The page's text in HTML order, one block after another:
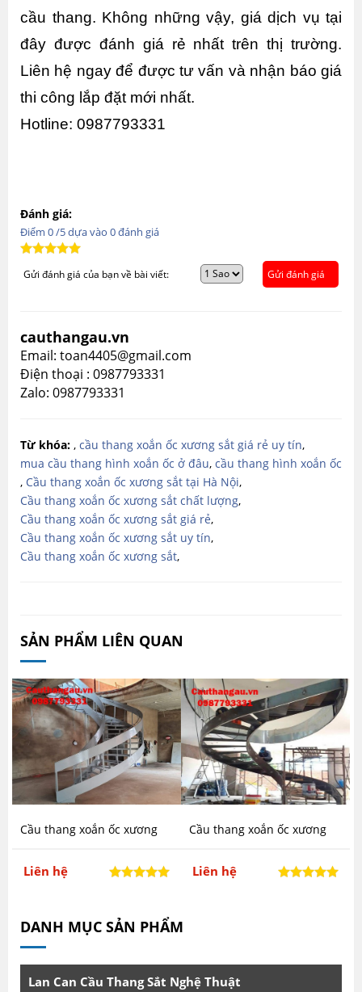
cầu thang. Không những vậy, giá dịch vụ tại
đây được đánh giá rẻ nhất trên thị trường.
Liên hệ ngay để được tư vấn và nhận báo giá
thi công lắp đặt mới nhất.
Hotline: 0987793331
Đánh giá:
Điểm 0/5 dựa vào 0đánh giá
Gửi đánh giá của bạn về bài viết: Gửi đánh giá
cauthangau.vn
Email: toan4405@gmail.com
Điện thoại : 0987793331
Zalo: 0987793331
Từ khóa: , cầu thang xoắn ốc xương sắt giá rẻ uy tín,
mua cầu thang hình xoắn ốc ở đâu, cầu thang hình xoắn ốc
, Cầu thang xoắn ốc xương sắt tại Hà Nội,
Cầu thang xoắn ốc xương sắt chất lượng,
Cầu thang xoắn ốc xương sắt giá rẻ,
Cầu thang xoắn ốc xương sắt uy tín,
Cầu thang xoắn ốc xương sắt,
SẢN PHẨM LIÊN QUAN
Cầu thang xoắn ốc xương
Liên hệ
Cầu thang xoắn ốc xương
Liên hệ
DANH MỤC SẢN PHẨM
Lan Can Cầu Thang Sắt Nghệ Thuật